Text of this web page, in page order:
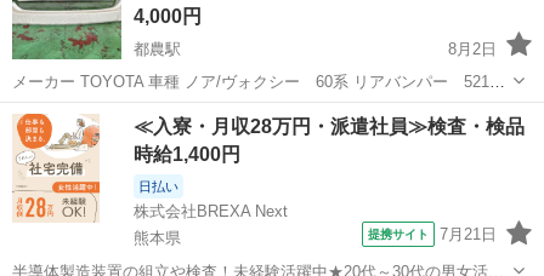
4,000円
都農駅
8月2日
メーカー TOYOTA 車種 ノア/ヴォクシー 60系 リアバンパー 52159-
28410 現物確認OK 基本お引取りのみ 中古品ですのでノークレームノ
ーリターンにてお願い致します。
宮崎 児湯郡 都農駅 外装、車外用品 バンパー
≪入寮・月収28万円・派遣社員≫検査・検品
時給1,400円
日払い
株式会社BREXA Next
熊本県
提携サイト 7月21日
半導体製造装置の組立や検査！未経験活躍中★20代～30代の男女活躍